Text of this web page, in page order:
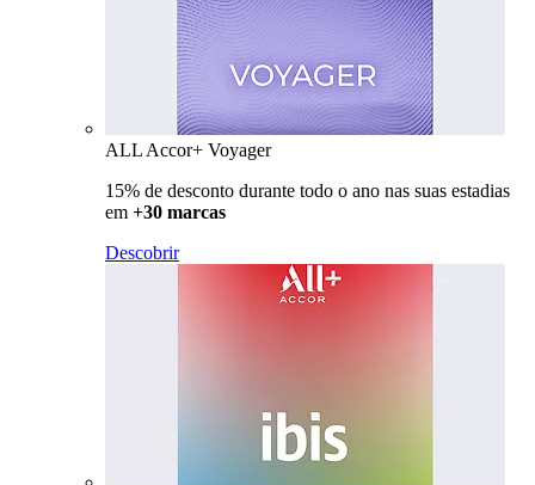
ALL Accor+ Voyager
15% de desconto durante todo o ano nas suas estadias
em +30 marcas
Descobrir